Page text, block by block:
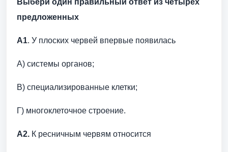
Выбери один правильный ответ из четырёх
предложенных
А1. У плоских червей впервые появилась
А) системы органов;
В) специализированные клетки;
Г) многоклеточное строение.
А2. К ресничным червям относится